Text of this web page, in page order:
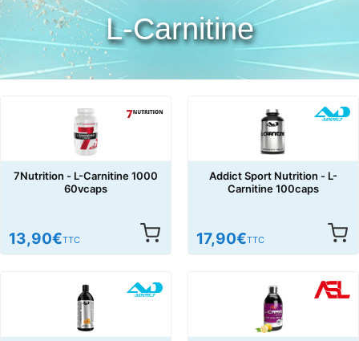
L-Carnitine
7Nutrition - L-Carnitine 1000
60vcaps
13,90€TTC
Addict Sport Nutrition - L-
Carnitine 100caps
17,90€TTC